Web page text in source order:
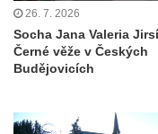
Krásné u Pěnčína
Kenotaf Edmunda
Krásné u Pěnčína
Hřbitovní kaple
Teplicích nad Metují
26. 7. 2026
Socha Jana Valeria
Černé věže v Českých
Budějovicích